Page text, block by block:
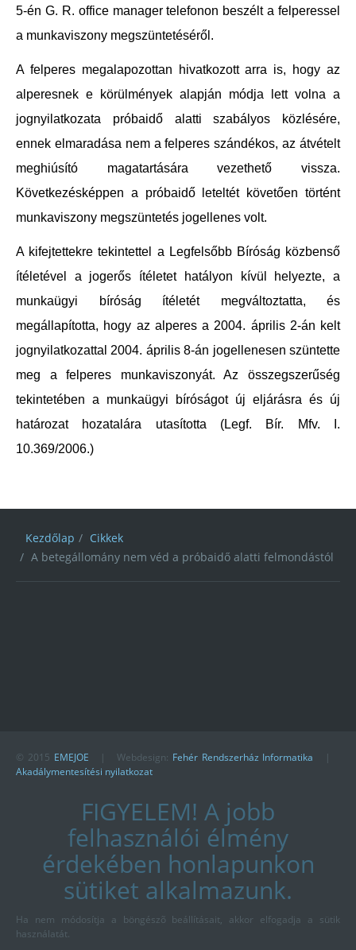
5-én G. R. office manager telefonon beszélt a felperessel
a munkaviszony megszüntetéséről.
A felperes megalapozottan hivatkozott arra is, hogy az
alperesnek e körülmények alapján módja lett volna a
jognyilatkozata próbaidő alatti szabályos közlésére,
ennek elmaradása nem a felperes szándékos, az átvételt
meghiúsító magatartására vezethető vissza.
Következésképpen a próbaidő leteltét követően történt
munkaviszony megszüntetés jogellenes volt.
A kifejtettekre tekintettel a Legfelsőbb Bíróság közbenső
ítéletével a jogerős ítéletet hatályon kívül helyezte, a
munkaügyi bíróság ítéletét megváltoztatta, és
megállapította, hogy az alperes a 2004. április 2-án kelt
jognyilatkozattal 2004. április 8-án jogellenesen szüntette
meg a felperes munkaviszonyát. Az összegszerűség
tekintetében a munkaügyi bíróságot új eljárásra és új
határozat hozatalára utasította (Legf. Bír. Mfv. I.
10.369/2006.)
Kezdőlap
Cikkek
© 2015 EMEJOE | Webdesign: Fehér Rendszerház Informatika |
Akadálymentesítési nyilatkozat
FIGYELEM! A jobb
felhasználói élmény
érdekében honlapunkon
sütiket alkalmazunk.
Ha nem módosítja a böngészõ beállításait, akkor elfogadja a sütik
használatát.